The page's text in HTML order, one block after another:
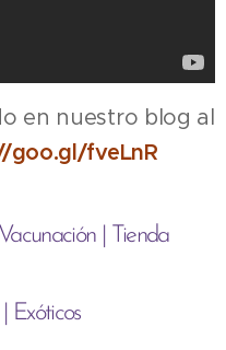
en nuestro blog al
goo.gl/fveLnR
| Tienda
Exóticos